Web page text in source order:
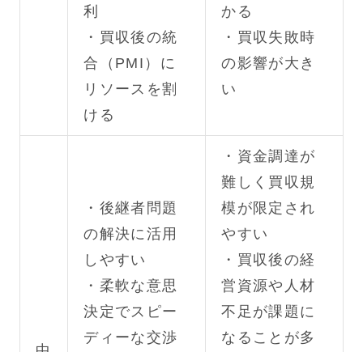
利
・買収後の統
合（PMI）に
リソースを割
ける
かる
・買収失敗時
の影響が大き
い
・後継者問題
の解決に活用
しやすい
・柔軟な意思
決定でスピー
ディーな交渉
・資金調達が
難しく買収規
模が限定され
やすい
・買収後の経
営資源や人材
不足が課題に
なることが多